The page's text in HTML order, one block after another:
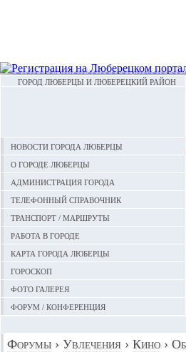
ГОРОД ЛЮБЕРЦЫ И ЛЮБЕРЕЦКИЙ РАЙОН
Новости города Люберцы
О городе Люберцы
Администрация города
Телефонный справочник
Транспорт / маршруты
Работа в городе
Карта города Люберцы
Гороскоп
Фото галерея
Форум / конференция
Форумы › Увлечения › Кино ›